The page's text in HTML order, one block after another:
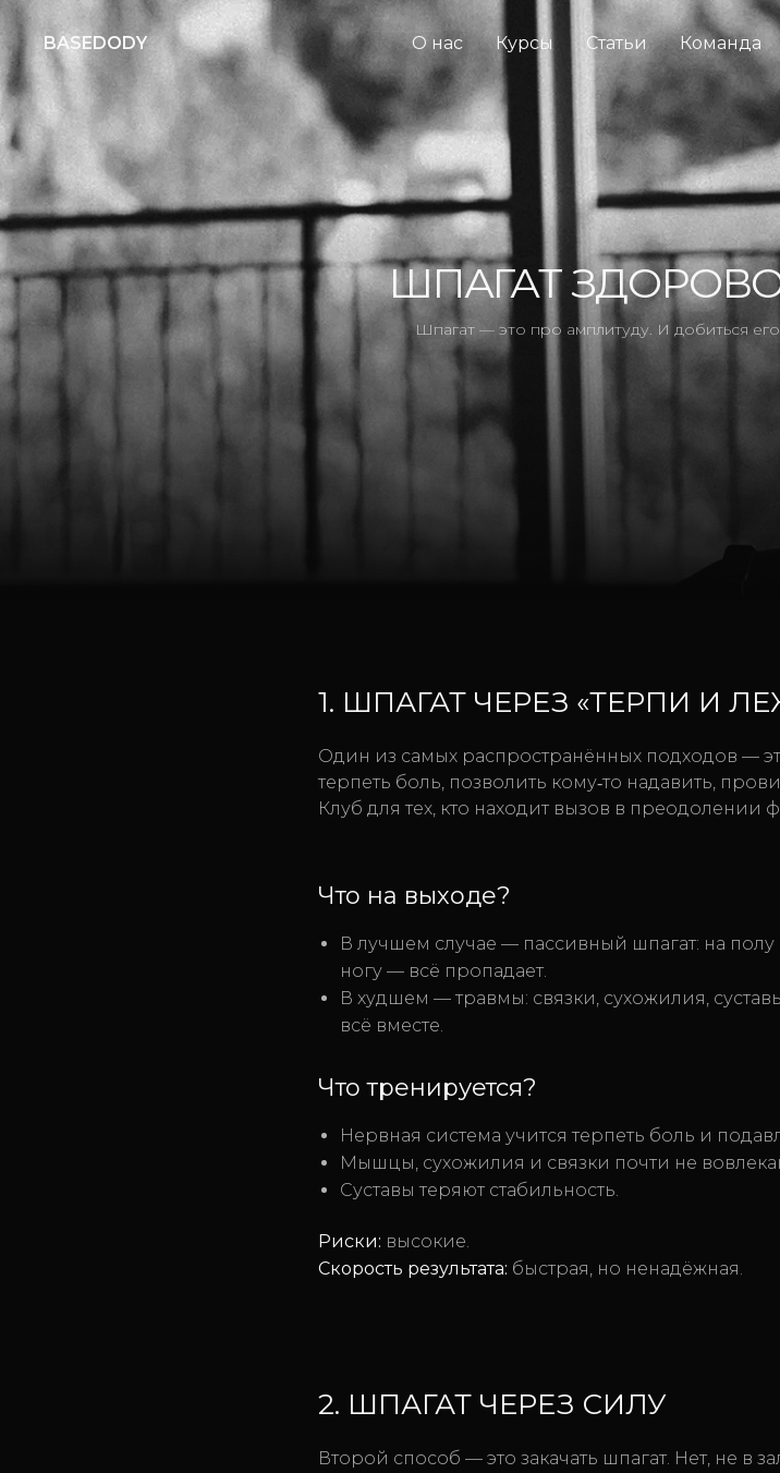
BASEDODY О нас Курсы Статьи Команда
Шпагат — это про амплитуду. И добиться
ШПАГАТ
1. ШПАГАТ ЧЕРЕЗ «ТЕРПИ И
Один из самых распространённых подходов —
терпеть боль, позволить кому‑то надавить,
Клуб для тех, кто находит вызов в преодолении
Что на выходе?
В лучшем случае — пассивный шпагат: на полу
ногу — всё пропадает.
В худшем — травмы: связки, сухожилия,
всё вместе.
Что тренируется?
Нервная система учится терпеть боль и
Мышцы, сухожилия и связки почти не
Суставы теряют стабильность.
Риски: высокие.
Скорость результата: быстрая, но ненадёжная.
2. ШПАГАТ ЧЕРЕЗ СИЛУ
Второй способ — это закачать шпагат. Нет, не в